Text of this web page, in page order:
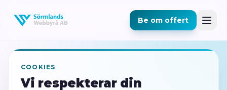
Be om offert
COOKIES
Vi respekterar din